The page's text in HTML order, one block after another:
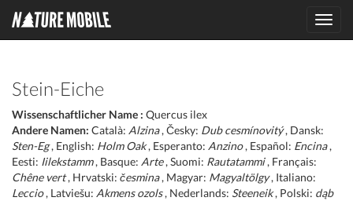
Stein-Eiche
Wissenschaftlicher Name : Quercus ilex
Andere Namen: Català: Alzina, Česky: Dub cesmínovitý, Dansk:
Sten-Eg, English: Holm Oak, Esperanto: Anzino, Español: Encina,
Eesti: Iilekstamm, Basque: Arte, Suomi: Rautatammi, Français:
Chêne vert, Hrvatski: česmina, Magyar: Magyaltölgy, Italiano:
Leccio, Latviešu: Akmens ozols, Nederlands: Steeneik, Polski: dąb